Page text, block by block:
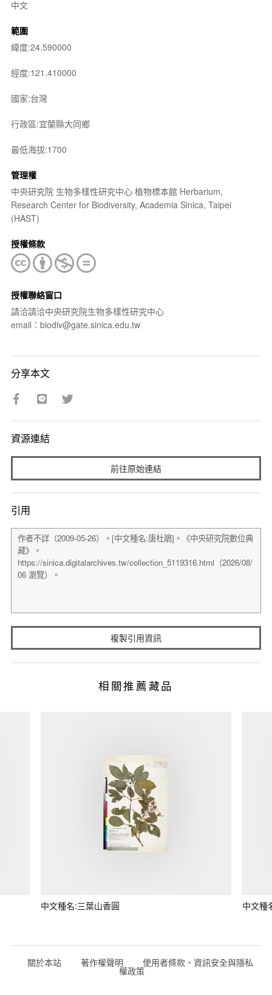
中文
範圍
緯度:24.590000
經度:121.410000
國家:台灣
行政區:宜蘭縣大同鄉
最低海拔:1700
管理權
中央研究院 生物多樣性研究中心 植物標本館 Herbarium,
Research Center for Biodiversity, Academia Sinica, Taipei
(HAST)
授權條款
授權聯絡窗口
請洽請洽中央研究院生物多樣性研究中心
email：biodiv@gate.sinica.edu.tw
分享本文
資源連結
前往原始連結
引用
複製引用資訊
相關推薦藏品
中文種名:三葉山香圓 中文種
關於本站 著作權聲明 使用者條款、資訊安全與隱私
權政策